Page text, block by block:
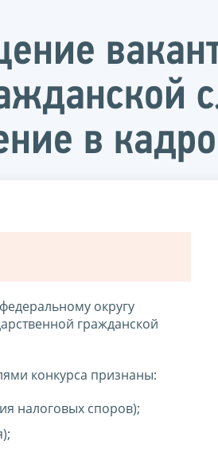
в
округу
гражданской
конкурса признаны:
налоговых споров);